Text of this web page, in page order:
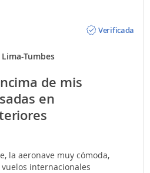
Verificada
Lima-Tumbes
de mis
en
la aeronave muy cómoda,
internacionales